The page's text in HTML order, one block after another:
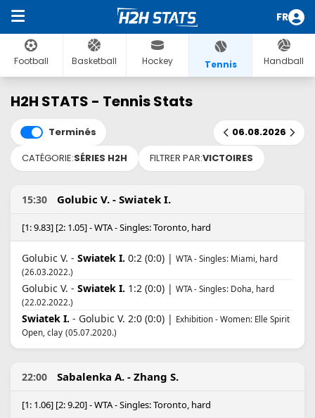
FR
Football Basketball Hockey Tennis Handball
H2H STATS - Tennis Stats
Terminés
06.08.2026
CATÉGORIE:SÉRIES H2H FILTRER PAR:VICTOIRES
15:30 Golubic V. - Swiatek I.
[1: 9.83] [2: 1.05] - WTA - Singles: Toronto, hard
Golubic V. - Swiatek I. 0:2 (0:0) | WTA - Singles: Miami, hard
(26.03.2022.)
Golubic V. - Swiatek I. 1:2 (0:0) | WTA - Singles: Doha, hard
(22.02.2022.)
Swiatek I. - Golubic V. 2:0 (0:0) | Exhibition - Women: Elle Spirit
Open, clay (05.07.2020.)
22:00 Sabalenka A. - Zhang S.
[1: 1.06] [2: 9.20] - WTA - Singles: Toronto, hard